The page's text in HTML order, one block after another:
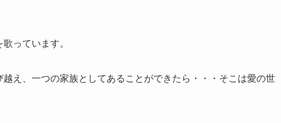
っています。
え、一つの家族としてあることができたら・・・そこは愛の世